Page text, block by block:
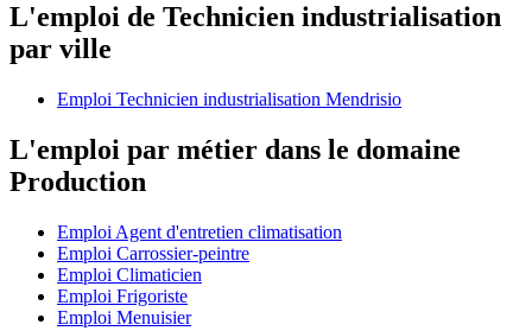
L'emploi de Technicien industrialisation
par ville
Emploi Technicien industrialisation Mendrisio
L'emploi par métier dans le domaine
Production
Emploi Agent d'entretien climatisation
Emploi Carrossier-peintre
Emploi Climaticien
Emploi Frigoriste
Emploi Menuisier